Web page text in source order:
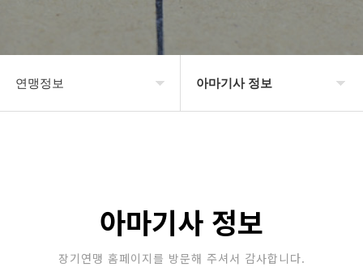
연맹정보 아마기사 정보
자료실
아마기사 정보
장기연맹 홈페이지를 방문해 주셔서 감사합니다.